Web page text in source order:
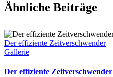
Ähnliche Beiträge
Der effiziente Zeitverschwender
Gallerie
Der effiziente Zeitverschwender